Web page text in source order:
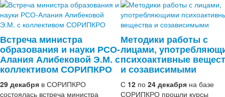
Встреча министра
образования и науки РСО-
Алания Алибековой Э.М. с
коллективом СОРИПКРО
29 декабря в СОРИПКРО
состоялась встреча министра
Методики работы с
лицами,
психоактивные
и созависимыми
С 12 по 24 декабря на базе
СОРИПКРО прошли курсы